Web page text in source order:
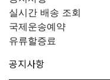
실시간 배송 조회
국제운송예약
유류할증료
공지사항